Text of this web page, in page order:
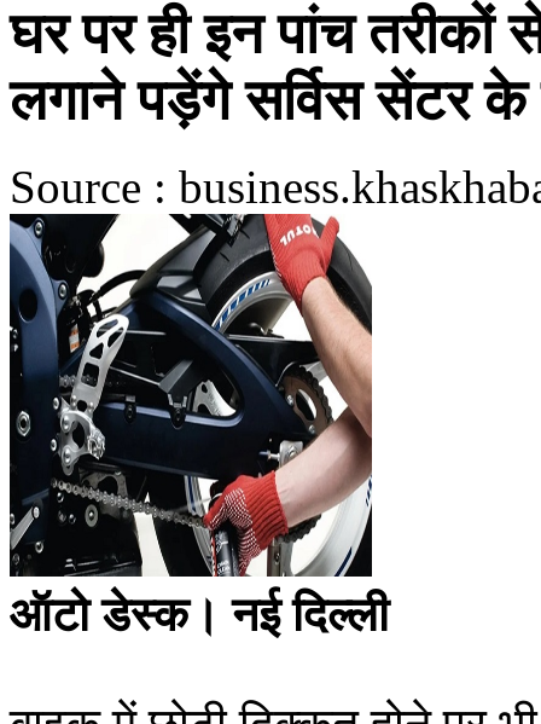
घर पर ही इन पांच तरीकों
लगाने पड़ेंगे सर्विस सेंटर
Source :
ऑटो डेस्क। नई दिल्ली